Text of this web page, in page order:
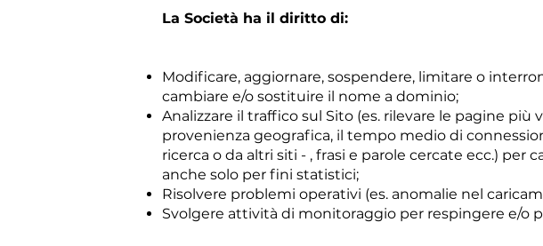
La Società ha il diritto di:
Modificare, aggiornare, sospendere, limitare o
cambiare e/o sostituire il nome a dominio;
Analizzare il traffico sul Sito (es. rilevare le pagine
provenienza geografica, il tempo medio di
ricerca o da altri siti - , frasi e parole cercate ecc.)
anche solo per fini statistici;
Risolvere problemi operativi (es. anomalie nel
Svolgere attività di monitoraggio per respingere e/o